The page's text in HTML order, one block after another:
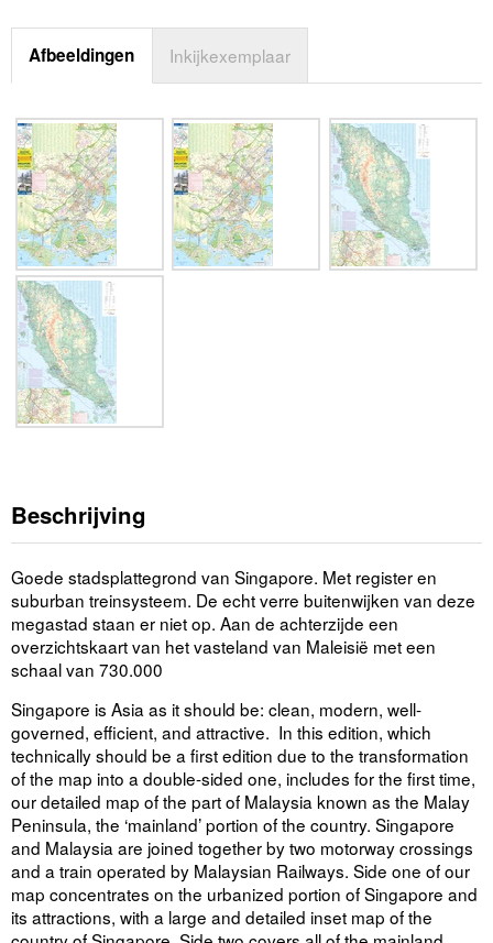
Afbeeldingen Inkijkexemplaar
Beschrijving
Goede stadsplattegrond van Singapore. Met register en
suburban treinsysteem. De echt verre buitenwijken van deze
megastad staan er niet op. Aan de achterzijde een
overzichtskaart van het vasteland van Maleisië met een
schaal van 730.000
Singapore is Asia as it should be: clean, modern, well-
governed, efficient, and attractive. In this edition, which
technically should be a first edition due to the transformation
of the map into a double-sided one, includes for the first time,
our detailed map of the part of Malaysia known as the Malay
Peninsula, the ‘mainland’ portion of the country. Singapore
and Malaysia are joined together by two motorway crossings
and a train operated by Malaysian Railways. Side one of our
map concentrates on the urbanized portion of Singapore and
its attractions, with a large and detailed inset map of the